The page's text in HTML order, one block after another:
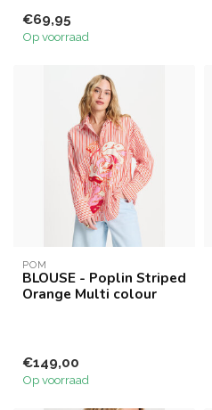
€69,95
Op voorraad
POM
BLOUSE - Poplin Striped
Orange Multi colour
€149,00
Op voorraad